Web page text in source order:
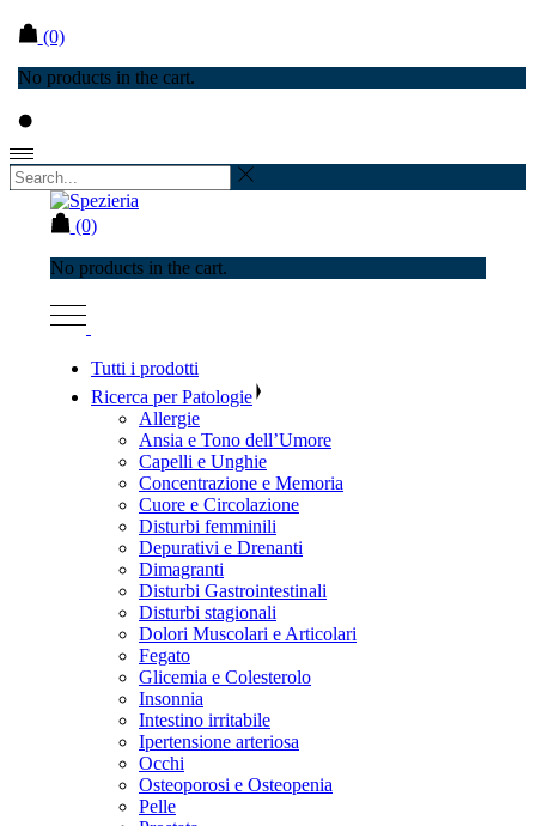
(0)
No products in the cart.
(0)
No products in the cart.
Tutti i prodotti
Ricerca per Patologie
Allergie
Ansia e Tono dell’Umore
Capelli e Unghie
Concentrazione e Memoria
Cuore e Circolazione
Disturbi femminili
Depurativi e Drenanti
Dimagranti
Disturbi Gastrointestinali
Disturbi stagionali
Dolori Muscolari e Articolari
Fegato
Glicemia e Colesterolo
Insonnia
Intestino irritabile
Ipertensione arteriosa
Occhi
Osteoporosi e Osteopenia
Pelle